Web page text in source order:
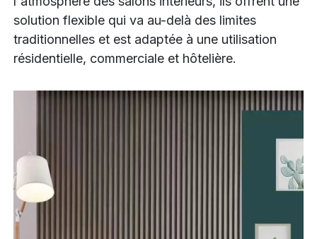
solution flexible qui va au-delà des limites
traditionnelles et est adaptée à une utilisation
résidentielle, commerciale et hôtelière.